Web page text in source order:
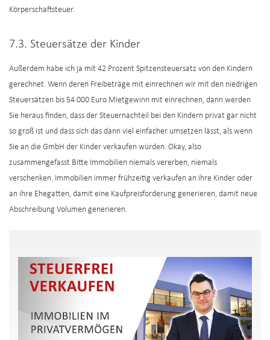
Körperschaftsteuer.
7.3. Steuersätze der Kinder
Außerdem habe ich ja mit 42 Prozent Spitzensteuersatz von den Kindern
gerechnet. Wenn deren Freibeträge mit einrechnen wir mit den niedrigen
Steuersätzen bis 54.000 Euro Mietgewinn mit einrechnen, dann werden
Sie heraus finden, dass der Steuernachteil bei den Kindern privat gar nicht
so groß ist und dass sich das dann viel einfacher umsetzen lässt, als wenn
Sie an die GmbH der Kinder verkaufen würden. Okay, also
zusammengefasst Bitte Immobilien niemals vererben, niemals
verschenken. Immobilien immer frühzeitig verkaufen an ihre Kinder oder
an ihre Ehegatten, damit eine Kaufpreisforderung generieren, damit neue
Abschreibung Volumen generieren.